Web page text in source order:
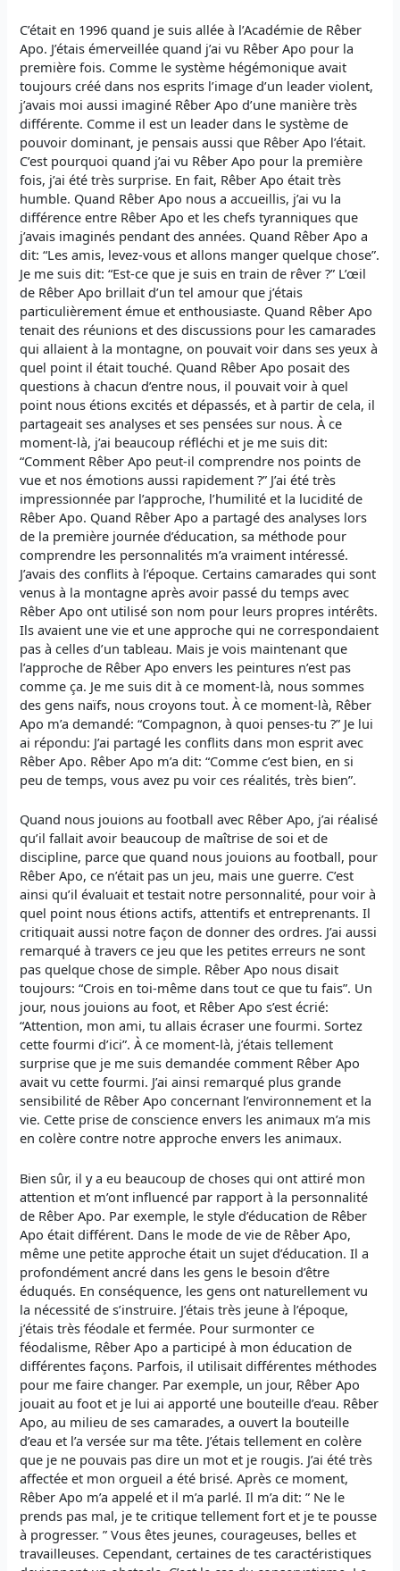
C’était en 1996 quand je suis allée à l’Académie de Rêber
Apo. J’étais émerveillée quand j’ai vu Rêber Apo pour la
première fois. Comme le système hégémonique avait
toujours créé dans nos esprits l’image d’un leader violent,
j’avais moi aussi imaginé Rêber Apo d’une manière très
différente. Comme il est un leader dans le système de
pouvoir dominant, je pensais aussi que Rêber Apo l’était.
C’est pourquoi quand j’ai vu Rêber Apo pour la première
fois, j’ai été très surprise. En fait, Rêber Apo était très
humble. Quand Rêber Apo nous a accueillis, j’ai vu la
différence entre Rêber Apo et les chefs tyranniques que
j’avais imaginés pendant des années. Quand Rêber Apo a
dit: “Les amis, levez-vous et allons manger quelque chose”.
Je me suis dit: “Est-ce que je suis en train de rêver ?” L’œil
de Rêber Apo brillait d’un tel amour que j’étais
particulièrement émue et enthousiaste. Quand Rêber Apo
tenait des réunions et des discussions pour les camarades
qui allaient à la montagne, on pouvait voir dans ses yeux à
quel point il était touché. Quand Rêber Apo posait des
questions à chacun d’entre nous, il pouvait voir à quel
point nous étions excités et dépassés, et à partir de cela, il
partageait ses analyses et ses pensées sur nous. À ce
moment-là, j’ai beaucoup réfléchi et je me suis dit:
“Comment Rêber Apo peut-il comprendre nos points de
vue et nos émotions aussi rapidement ?” J’ai été très
impressionnée par l’approche, l’humilité et la lucidité de
Rêber Apo. Quand Rêber Apo a partagé des analyses lors
de la première journée d’éducation, sa méthode pour
comprendre les personnalités m’a vraiment intéressé.
J’avais des conflits à l’époque. Certains camarades qui sont
venus à la montagne après avoir passé du temps avec
Rêber Apo ont utilisé son nom pour leurs propres intérêts.
Ils avaient une vie et une approche qui ne correspondaient
pas à celles d’un tableau. Mais je vois maintenant que
l’approche de Rêber Apo envers les peintures n’est pas
comme ça. Je me suis dit à ce moment-là, nous sommes
des gens naïfs, nous croyons tout. À ce moment-là, Rêber
Apo m’a demandé: “Compagnon, à quoi penses-tu ?” Je lui
ai répondu: J’ai partagé les conflits dans mon esprit avec
Rêber Apo. Rêber Apo m’a dit: “Comme c’est bien, en si
peu de temps, vous avez pu voir ces réalités, très bien”.
Quand nous jouions au football avec Rêber Apo, j’ai réalisé
qu’il fallait avoir beaucoup de maîtrise de soi et de
discipline, parce que quand nous jouions au football, pour
Rêber Apo, ce n’était pas un jeu, mais une guerre. C’est
ainsi qu’il évaluait et testait notre personnalité, pour voir à
quel point nous étions actifs, attentifs et entreprenants. Il
critiquait aussi notre façon de donner des ordres. J’ai aussi
remarqué à travers ce jeu que les petites erreurs ne sont
pas quelque chose de simple. Rêber Apo nous disait
toujours: “Crois en toi-même dans tout ce que tu fais”. Un
jour, nous jouions au foot, et Rêber Apo s’est écrié:
“Attention, mon ami, tu allais écraser une fourmi. Sortez
cette fourmi d’ici”. À ce moment-là, j’étais tellement
surprise que je me suis demandée comment Rêber Apo
avait vu cette fourmi. J’ai ainsi remarqué plus grande
sensibilité de Rêber Apo concernant l’environnement et la
vie. Cette prise de conscience envers les animaux m’a mis
en colère contre notre approche envers les animaux.
Bien sûr, il y a eu beaucoup de choses qui ont attiré mon
attention et m’ont influencé par rapport à la personnalité
de Rêber Apo. Par exemple, le style d’éducation de Rêber
Apo était différent. Dans le mode de vie de Rêber Apo,
même une petite approche était un sujet d’éducation. Il a
profondément ancré dans les gens le besoin d’être
éduqués. En conséquence, les gens ont naturellement vu
la nécessité de s’instruire. J’étais très jeune à l’époque,
j’étais très féodale et fermée. Pour surmonter ce
féodalisme, Rêber Apo a participé à mon éducation de
différentes façons. Parfois, il utilisait différentes méthodes
pour me faire changer. Par exemple, un jour, Rêber Apo
jouait au foot et je lui ai apporté une bouteille d’eau. Rêber
Apo, au milieu de ses camarades, a ouvert la bouteille
d’eau et l’a versée sur ma tête. J’étais tellement en colère
que je ne pouvais pas dire un mot et je rougis. J’ai été très
affectée et mon orgueil a été brisé. Après ce moment,
Rêber Apo m’a appelé et il m’a parlé. Il m’a dit: ” Ne le
prends pas mal, je te critique tellement fort et je te pousse
à progresser. ” Vous êtes jeunes, courageuses, belles et
travailleuses. Cependant, certaines de tes caractéristiques